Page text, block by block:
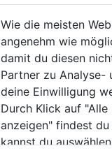
Wie die meisten
angenehm wie
damit du diesen
Partner zu Analyse-
deine Einwilligung
Durch Klick auf
anzeigen" findest
kannst du